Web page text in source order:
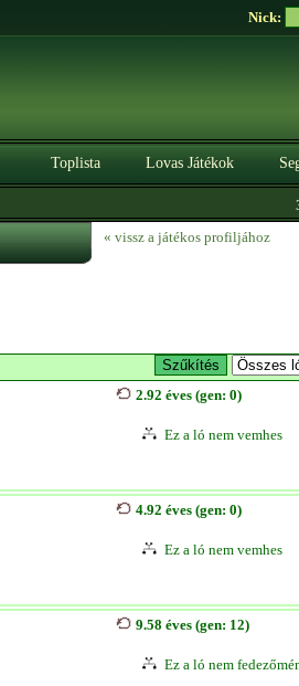
Nick:
Toplista Lovas Játékok
« vissz a játékos profiljához
2.92 éves (gen: 0)
Ez a ló nem vemhes
4.92 éves (gen: 0)
Ez a ló nem vemhes
9.58 éves (gen: 12)
Ez a ló nem